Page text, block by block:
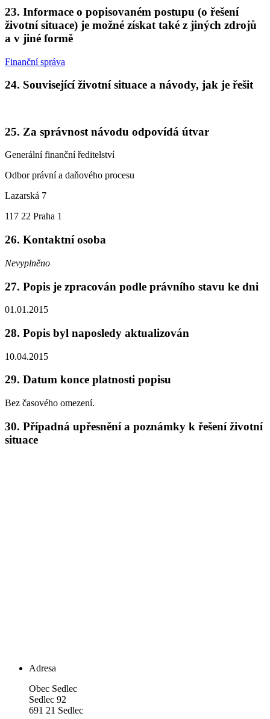
23. Informace o popisovaném postupu (o řešení
životní situace) je možné získat také z jiných zdrojů
a v jiné formě
Finanční správa
24. Související životní situace a návody, jak je řešit
25. Za správnost návodu odpovídá útvar
Generální finanční ředitelství
Odbor právní a daňového procesu
Lazarská 7
117 22 Praha 1
26. Kontaktní osoba
Nevyplněno
27. Popis je zpracován podle právního stavu ke dni
01.01.2015
28. Popis byl naposledy aktualizován
10.04.2015
29. Datum konce platnosti popisu
Bez časového omezení.
30. Případná upřesnění a poznámky k řešení životní
situace
Adresa
Obec Sedlec
Sedlec 92
691 21 Sedlec